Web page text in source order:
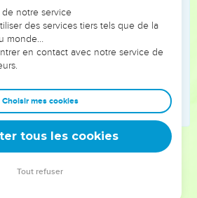
désireront tant retourner, ils n’y
un récipient méprisé, mis en
n’apporte aucune satisfaction ?
lui et sa descendance,
ne connaissent pas ?
la parole de l'Eternel !
: Ecrivez au sujet de cet homme
qu’il ne réussira pas sa vie. En
notre service
des services tiers tels que de la
monde…
en contact avec notre service de
Choisir mes cookies
tous les cookies
Tout refuser